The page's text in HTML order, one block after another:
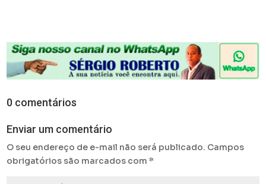
0 comentários
Enviar um comentário
O seu endereço de e-mail não será publicado. Campos
obrigatórios são marcados com*